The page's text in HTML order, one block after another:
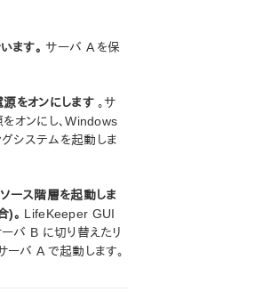
リケーション
ーティング
タログ
リカバリーキット
Server Protection for Windows
Server Protection for Windows
ます。 サーバ A を保
をオンにします。サ
オンにし、Windows
グシステムを起動しま
ース階層を起動しま
)。 LifeKeeper GUI
ーバ B に切り替えたリ
ーバ A で起動します。